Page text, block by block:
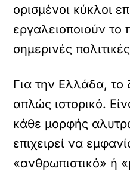
ορισμένοι κύκλοι
εργαλειοποιούν το
σημερινές
Για την Ελλάδα, το
απλώς ιστορικό.
κάθε μορφής
επιχειρεί να
«ανθρωπιστικό» ή